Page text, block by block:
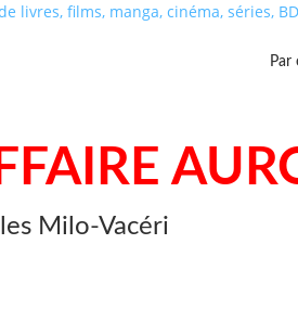
livres, films, manga, cinéma, séries,
Par
Milo-Vacéri